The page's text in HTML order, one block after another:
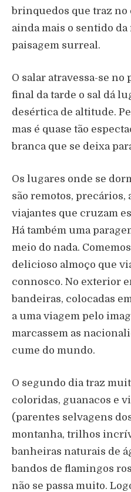
brinquedos que traz no
ainda mais o sentido
paisagem surreal.
O salar atravessa-se no
final da tarde o sal dá
desértica de altitude.
mas é quase tão
branca que se deixa
Os lugares onde se
são remotos, precários,
viajantes que cruzam
Há também uma
meio do nada.
delicioso almoço que
connosco. No exterior
bandeiras, colocadas
a uma viagem pelo
marcassem as
cume do mundo.
O segundo dia traz
coloridas, guanacos e
(parentes selvagens
montanha, trilhos
banheiras naturais de
bandos de flamingos
não se passa muito.